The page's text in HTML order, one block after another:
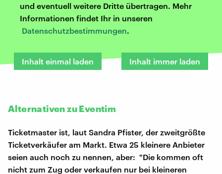
und eventuell weitere Dritte übertragen. Mehr
Informationen findet Ihr in unseren
Datenschutzbestimmungen.
Inhalt einmal laden Inhalt immer laden
Alternativen zu Eventim
Ticketmaster ist, laut Sandra Pfister, der zweitgrößte
Ticketverkäufer am Markt. Etwa 25 kleinere Anbieter
seien auch noch zu nennen, aber: "Die kommen oft
nicht zum Zug oder verkaufen nur bei kleineren